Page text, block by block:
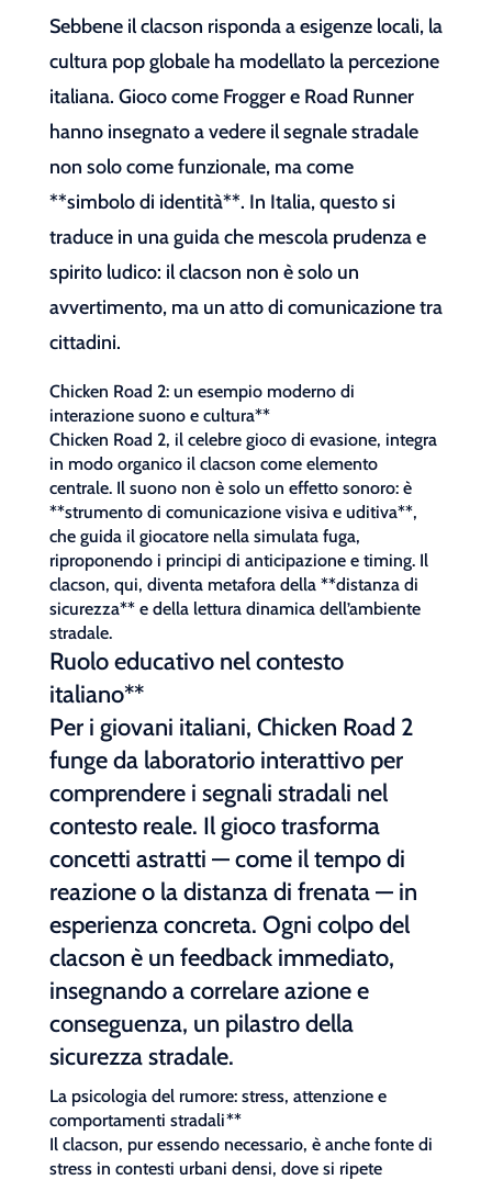
Sebbene il clacson risponda a esigenze locali, la
cultura pop globale ha modellato la percezione
italiana. Gioco come Frogger e Road Runner
hanno insegnato a vedere il segnale stradale
non solo come funzionale, ma come
**simbolo di identità**. In Italia, questo si
traduce in una guida che mescola prudenza e
spirito ludico: il clacson non è solo un
avvertimento, ma un atto di comunicazione tra
cittadini.
Chicken Road 2: un esempio moderno di
interazione suono e cultura**
Chicken Road 2, il celebre gioco di evasione, integra
in modo organico il clacson come elemento
centrale. Il suono non è solo un effetto sonoro: è
**strumento di comunicazione visiva e uditiva**,
che guida il giocatore nella simulata fuga,
riproponendo i principi di anticipazione e timing. Il
clacson, qui, diventa metafora della **distanza di
sicurezza** e della lettura dinamica dell’ambiente
stradale.
Ruolo educativo nel contesto
italiano**
Per i giovani italiani, Chicken Road 2
funge da laboratorio interattivo per
comprendere i segnali stradali nel
contesto reale. Il gioco trasforma
concetti astratti — come il tempo di
reazione o la distanza di frenata — in
esperienza concreta. Ogni colpo del
clacson è un feedback immediato,
insegnando a correlare azione e
conseguenza, un pilastro della
sicurezza stradale.
La psicologia del rumore: stress, attenzione e
comportamenti stradali**
Il clacson, pur essendo necessario, è anche fonte di
stress in contesti urbani densi, dove si ripete